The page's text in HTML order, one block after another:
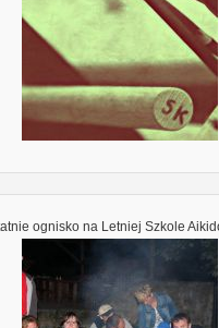
ognisko na Letniej Szkole